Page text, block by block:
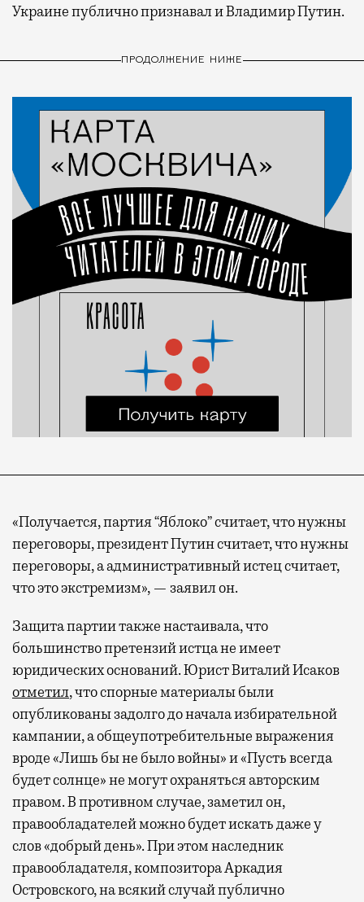
Украине публично признавал и Владимир Путин.
ПРОДОЛЖЕНИЕ НИЖЕ
«Получается, партия “Яблоко” считает, что нужны
переговоры, президент Путин считает, что нужны
переговоры, а административный истец считает,
что это экстремизм», — заявил он.
Защита партии также настаивала, что
большинство претензий истца не имеет
юридических оснований. Юрист Виталий Исаков
отметил, что спорные материалы были
опубликованы задолго до начала избирательной
кампании, а общеупотребительные выражения
вроде «Лишь бы не было войны» и «Пусть всегда
будет солнце» не могут охраняться авторским
правом. В противном случае, заметил он,
правообладателей можно будет искать даже у
слов «добрый день». При этом наследник
правообладателя, композитора Аркадия
Островского, на всякий случай публично